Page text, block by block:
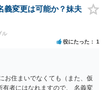
義変更は可能か？妹夫
ル
役にたった 1
お住まいでなくても（また、仮
有者にはなれますので、 名義変